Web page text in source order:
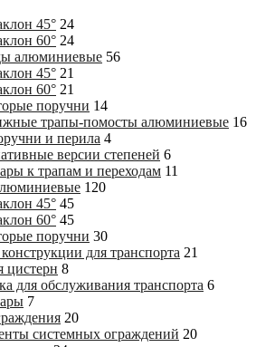
45° 24
60° 24
алюминиевые 56
45° 21
60° 21
поручни 14
трапы-помосты алюминиевые 16
и перила 4
версии степеней 6
к трапам и переходам 11
120
45° 45
60° 45
поручни 30
для транспорта 21
цистерн 8
для обслуживания транспорта 6
7
20
системных ограждений 20